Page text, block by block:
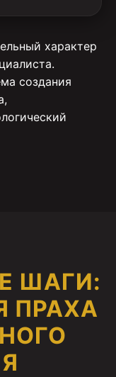
характер
создания
ШАГИ:
ПРАХА